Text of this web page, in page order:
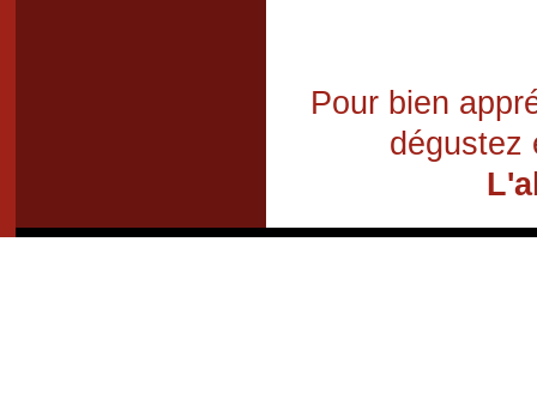
Pour bien
dégustez